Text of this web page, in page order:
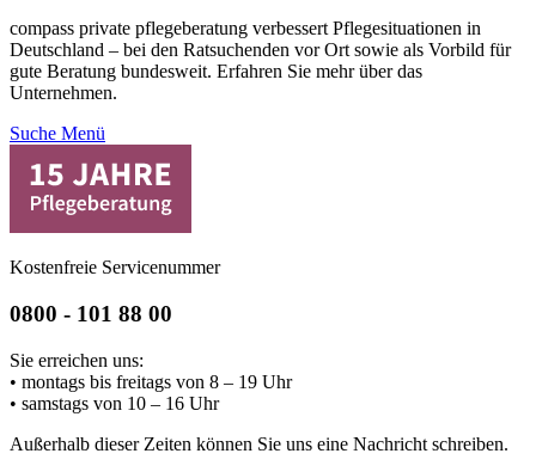
compass private pflegeberatung verbessert Pflegesituationen in
Deutschland – bei den Ratsuchenden vor Ort sowie als Vorbild für
gute Beratung bundesweit. Erfahren Sie mehr über das
Unternehmen.
Suche Menü
Kostenfreie Servicenummer
0800 - 101 88 00
Sie erreichen uns:
• montags bis freitags von 8 – 19 Uhr
• samstags von 10 – 16 Uhr
Außerhalb dieser Zeiten können Sie uns eine Nachricht schreiben.